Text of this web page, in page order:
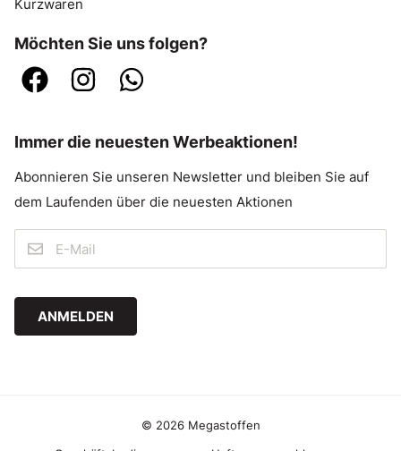
Kurzwaren
Möchten Sie uns folgen?
Immer die neuesten Werbeaktionen!
Abonnieren Sie unseren Newsletter und bleiben Sie auf
dem Laufenden über die neuesten Aktionen
ANMELDEN
© 2026 Megastoffen